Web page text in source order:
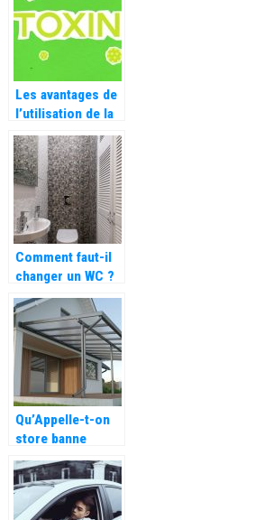
auto ?
Les avantages de
l’utilisation de la
toxine botulique
Comment faut-il
changer un WC ?
Qu’Appelle-t-on
store banne
motorise et
comment
fonctionne-t-il ?